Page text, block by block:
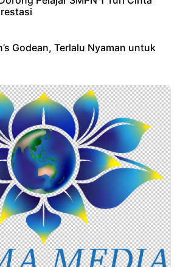
Godean, Terlalu Nyaman untuk